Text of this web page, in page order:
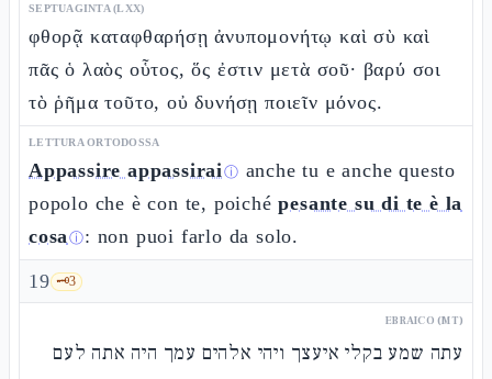
SEPTUAGINTA (LXX)
φθορᾷ καταφθαρήσῃ ἀνυπομονήτῳ καὶ σὺ καὶ
πᾶς ὁ λαὸς οὗτος, ὅς ἐστιν μετὰ σοῦ· βαρύ σοι
τὸ ῥῆμα τοῦτο, οὐ δυνήσῃ ποιεῖν μόνος.
LETTURA ORTODOSSA
Appassire appassiraiⓘ anche tu e anche questo
popolo che è con te, poichépesante su di te è la
cosaⓘ: non puoi farlo da solo.
19 🗝️3
EBRAICO (MT)
עתה שמע בקלי איעצך ויהי אלהים עמך היה אתה לעם